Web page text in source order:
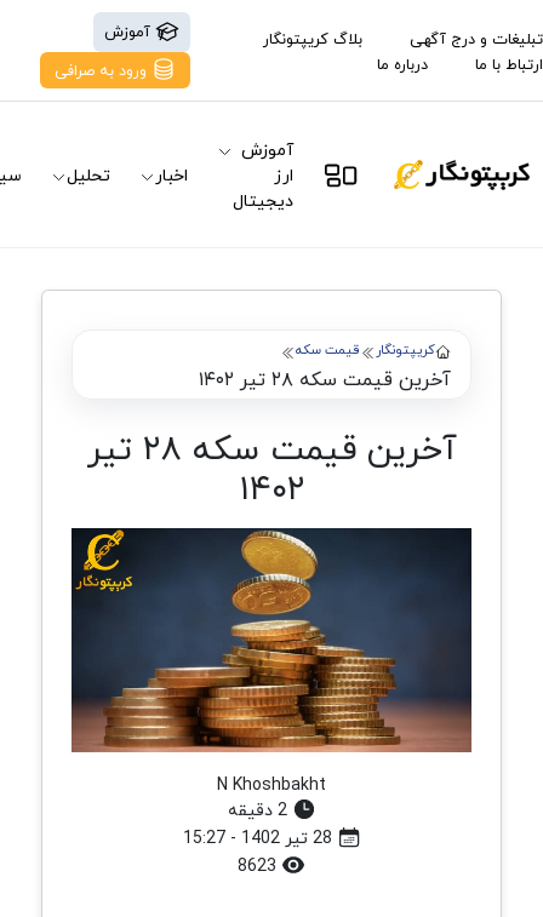
تبلیغات و درج آگهی
بلاگ کریپتونگار
ارتباط با ما
درباره ما
آموزش
ورود به صرافی
آموزش
ارز
دیجیتال
اخبار تحلیل
کریپتونگار قیمت سکه
آخرین قیمت سکه ۲۸ تیر ۱۴۰۲
آخرین قیمت سکه ۲۸ تیر
۱۴۰۲
N Khoshbakht
2 دقیقه